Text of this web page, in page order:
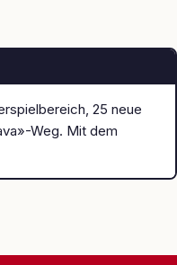
25 neue
Weg. Mit dem